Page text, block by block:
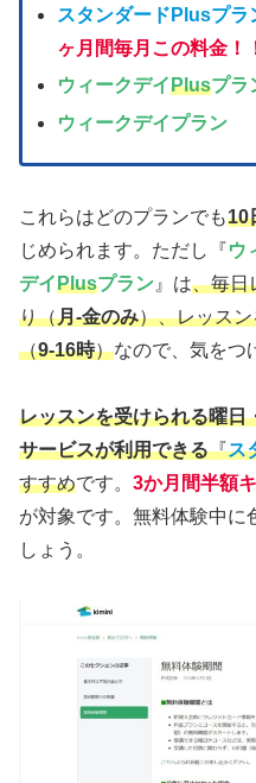
スタンダードPlusプラ
ヶ月間毎月この料金！
ウィークデイPlusプラ
ウィークデイプラン
これらはどのプランでも10
じめられます。ただし『ウ
デイPlusプラン 』は、毎日
り（月‐金のみ）、レッス
（9-16時）なので、気をつ
レッスンを受けられる曜日
サービスが利用できる『ス
すすめです。 3か月間半額
が対象です。無料体験中に
しょう。